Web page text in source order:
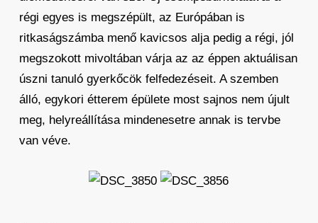
régi egyes is megszépült, az Európában is
ritkaságszámba menő kavicsos alja pedig a régi, jól
megszokott mivoltában várja az az éppen aktuálisan
úszni tanuló gyerkőcök felfedezéseit. A szemben
álló, egykori étterem épülete most sajnos nem újult
meg, helyreállítása mindenesetre annak is tervbe
van véve.